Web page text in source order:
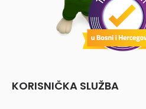
KORISNIČKA SLUŽBA